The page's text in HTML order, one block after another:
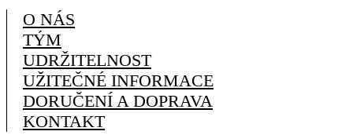
O NÁS
TÝM
UDRŽITELNOST
UŽITEČNÉ INFORMACE
DORUČENÍ A DOPRAVA
KONTAKT